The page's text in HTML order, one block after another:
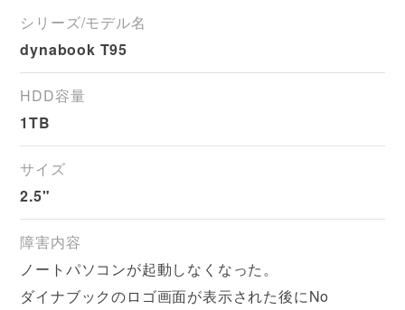
シリーズ/モデル名
dynabook T95
HDD容量
1TB
サイズ
2.5"
障害内容
ノートパソコンが起動しなくなった。
ダイナブックのロゴ画面が表示された後にNo